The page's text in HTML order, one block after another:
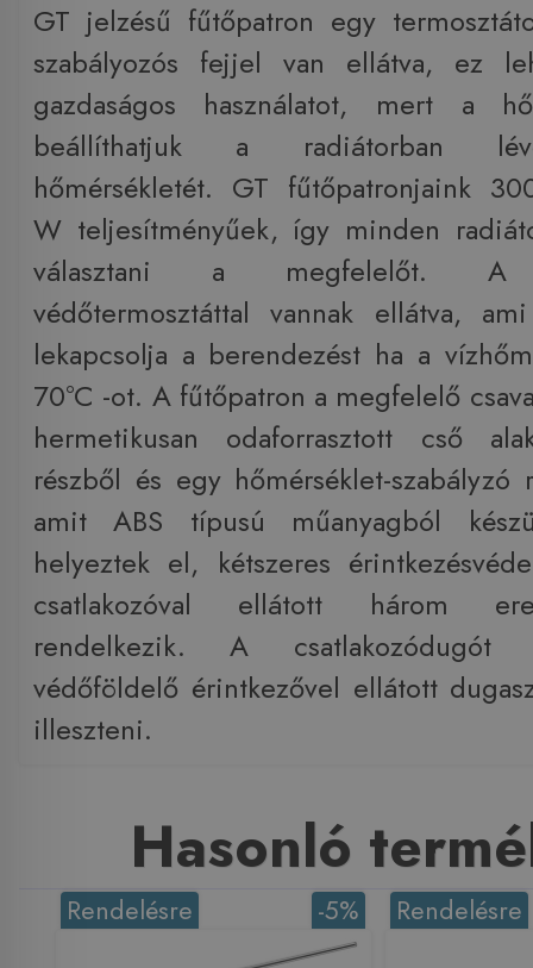
GT jelzésű fűtőpatron egy
szabályozós fejjel van ellátva, ez
gazdaságos használatot, mert a
beállíthatjuk a radiátorban
hőmérsékletét. GT fűtőpatronjaink
W teljesítményűek, így minden
választani a megfelelőt. A
védőtermosztáttal vannak ellátva,
lekapcsolja a berendezést ha a
70°C -ot. A fűtőpatron a megfelelő
hermetikusan odaforrasztott cső
részből és egy hőmérséklet-szabályzó
amit ABS típusú műanyagból
helyeztek el, kétszeres
csatlakozóval ellátott három
rendelkezik. A csatlakozódugót
védőföldelő érintkezővel ellátott
illeszteni.
Hasonló
-5%
Rendelésre Rendelésre